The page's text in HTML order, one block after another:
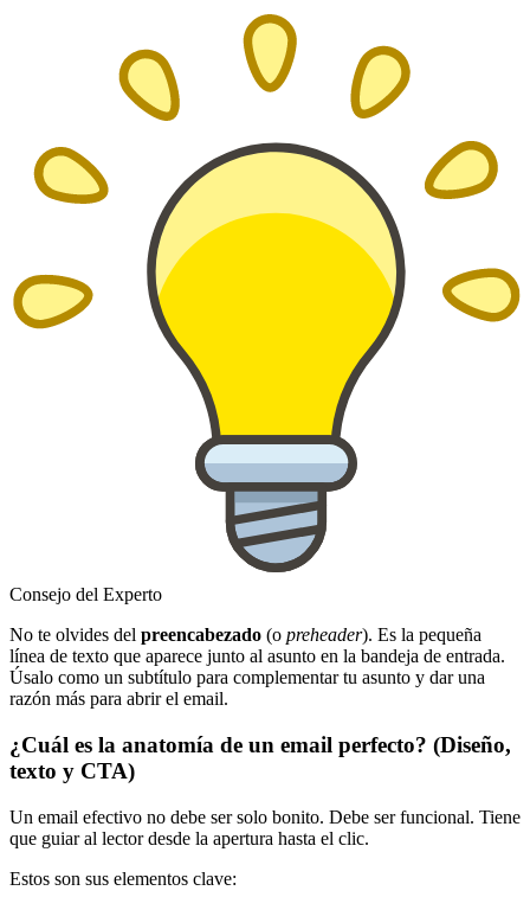
Consejo del Experto
No te olvides del preencabezado (o preheader). Es la pequeña
línea de texto que aparece junto al asunto en la bandeja de entrada.
Úsalo como un subtítulo para complementar tu asunto y dar una
razón más para abrir el email.
¿Cuál es la anatomía de un email perfecto? (Diseño,
texto y CTA)
Un email efectivo no debe ser solo bonito. Debe ser funcional. Tiene
que guiar al lector desde la apertura hasta el clic.
Estos son sus elementos clave: